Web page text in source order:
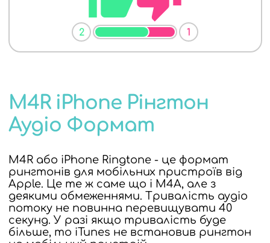
2 1
M4R iPhone Рінгтон
Аудіо Формат
M4R або iPhone Ringtone - це формат
рингтонів для мобільних пристроїв від
Apple. Це те ж саме що і M4A, але з
деякими обмеженнями. Тривалість аудіо
потоку не повинна перевищувати 40
секунд. У разі якщо тривалість буде
більше, то iTunes не встановив рингтон